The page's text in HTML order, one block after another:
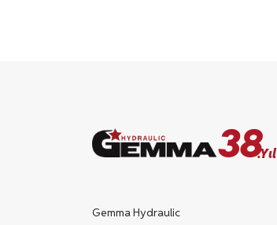
38.Yıl
Gemma Hydraulic